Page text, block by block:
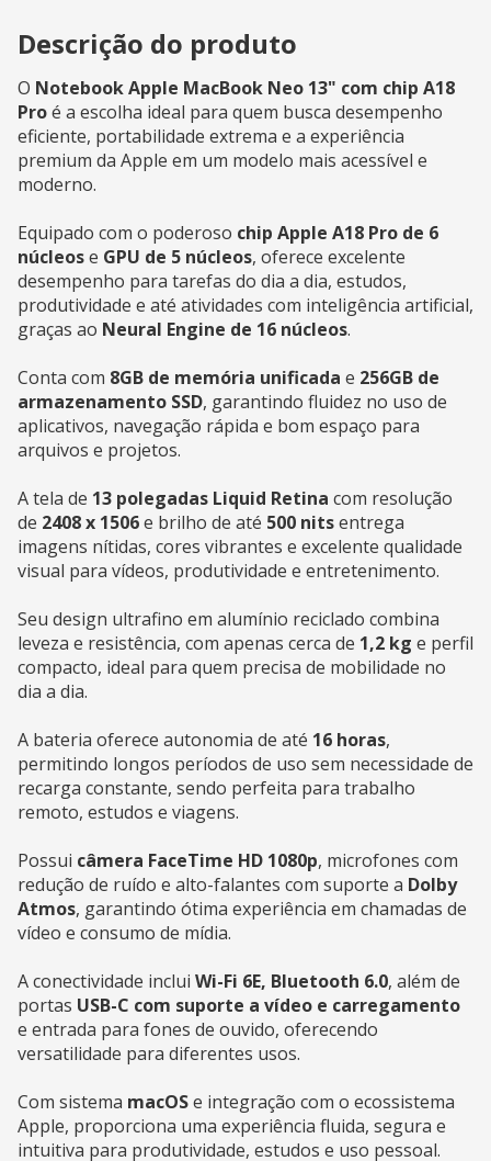
Descrição do produto
O Notebook Apple MacBook Neo 13" com chip A18
Proé a escolha ideal para quem busca desempenho
eficiente, portabilidade extrema e a experiência
premium da Apple em um modelo mais acessível e
moderno.
Equipado com o poderoso chip Apple A18 Pro de 6
núcleose GPU de 5 núcleos, oferece excelente
desempenho para tarefas do dia a dia, estudos,
produtividade e até atividades com inteligência artificial,
graças ao Neural Engine de 16 núcleos.
Conta com 8GB de memória unificada e 256GB de
armazenamento SSD, garantindo fluidez no uso de
aplicativos, navegação rápida e bom espaço para
arquivos e projetos.
A tela de 13 polegadas Liquid Retina com resolução
de 2408 x 1506e brilho de até 500 nitsentrega
imagens nítidas, cores vibrantes e excelente qualidade
visual para vídeos, produtividade e entretenimento.
Seu design ultrafino em alumínio reciclado combina
leveza e resistência, com apenas cerca de 1,2 kg e perfil
compacto, ideal para quem precisa de mobilidade no
dia a dia.
A bateria oferece autonomia de até 16 horas,
permitindo longos períodos de uso sem necessidade de
recarga constante, sendo perfeita para trabalho
remoto, estudos e viagens.
Possui câmera FaceTime HD 1080p, microfones com
redução de ruído e alto-falantes com suporte a Dolby
Atmos, garantindo ótima experiência em chamadas de
vídeo e consumo de mídia.
A conectividade inclui Wi-Fi 6E, Bluetooth 6.0, além de
portas USB-C com suporte a vídeo e carregamento
e entrada para fones de ouvido, oferecendo
versatilidade para diferentes usos.
Com sistema macOSe integração com o ecossistema
Apple, proporciona uma experiência fluida, segura e
intuitiva para produtividade, estudos e uso pessoal.